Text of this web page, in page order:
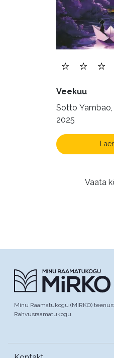
Veekuu
Sotto
2025
Vaata
Minu Raamatukogu (MIRKO)
Rahvusraamatukogu